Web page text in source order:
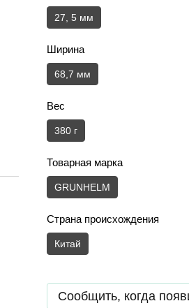
27, 5 мм
Ширина
68,7 мм
Вес
380 г
Товарная марка
GRUNHELM
Страна происхождения
Китай
Сообщить, когда